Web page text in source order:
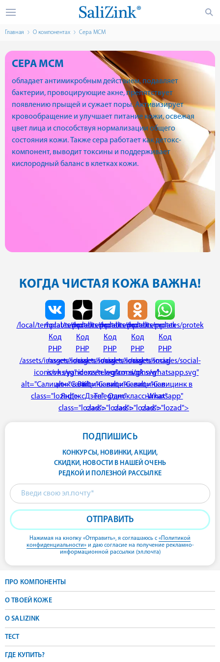
Главная О компонентах Сера МСМ
СЕРА МСМ
обладает антимикробным действием, подавляет
бактерии, провоцирующие акне, препятствует
появлению прыщей и сужает поры. Активизирует
кровообращение и улучшает питание кожи, освежая
цвет лица и способствуя нормализации общего
состояния кожи. Также сера работает как детокс-
компонент, выводит токсины и поддерживает
кислородный баланс в клетках кожи.
КОГДА ЧИСТАЯ КОЖА ВАЖНА!
/local/templates/protek
Код
PHP
/assets/images/social-
icons/vk.svg"
alt="Салицинк в ВК"
class="lozad">
/local/templates/protek
Код
PHP
/assets/images/social-
icons/yandexzen.svg"
alt="Салицинк в
ЯндексДзен"
class="lozad">
/local/templates/protek
Код
PHP
/assets/images/social-
icons/telegram.svg"
alt="Салицинк в
Telegram"
class="lozad">
/local/templates/protek
Код
PHP
/assets/images/social-
icons/ok.svg"
alt="Салицинк в
Одноклассниках"
class="lozad">
/local/templates/protek
Код
PHP
/assets/images/social-
icons/whatsapp.svg"
alt="Салицинк в
Whatsapp"
class="lozad">
ПОДПИШИСЬ
КОНКУРСЫ, НОВИНКИ, АКЦИИ,
СКИДКИ, НОВОСТИ В НАШЕЙ ОЧЕНЬ
РЕДКОЙ И ПОЛЕЗНОЙ РАССЫЛКЕ
ОТПРАВИТЬ
Нажимая на кнопку «Отправить», я соглашаюсь с «Политикой
конфиденциальности»и даю согласие на получение рекламно-
информационной рассылки (эл.почта)
ПРО КОМПОНЕНТЫ
О ТВОЕЙ КОЖЕ
О SALIZINK
ТЕСТ
ГДЕ КУПИТЬ?